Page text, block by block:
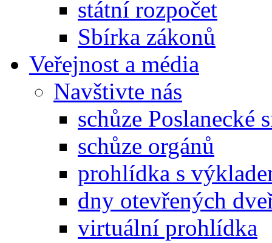
státní rozpočet
Sbírka zákonů
Veřejnost a média
Navštivte nás
schůze Poslanecké
schůze orgánů
prohlídka s
dny otevřených
virtuální prohlídka